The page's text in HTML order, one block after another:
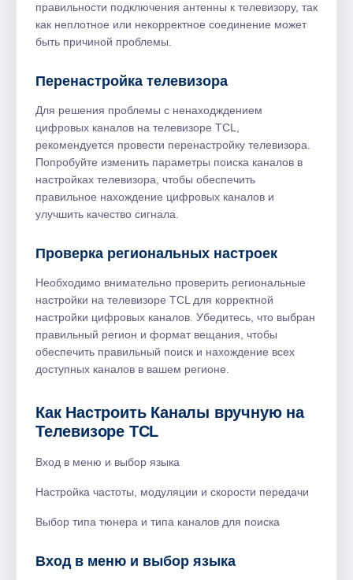
правильности подключения антенны к телевизору, так
как неплотное или некорректное соединение может
быть причиной проблемы.
Перенастройка телевизора
Для решения проблемы с ненаходждением
цифровых каналов на телевизоре TCL,
рекомендуется провести перенастройку телевизора.
Попробуйте изменить параметры поиска каналов в
настройках телевизора, чтобы обеспечить
правильное нахождение цифровых каналов и
улучшить качество сигнала.
Проверка региональных настроек
Необходимо внимательно проверить региональные
настройки на телевизоре TCL для корректной
настройки цифровых каналов. Убедитесь, что выбран
правильный регион и формат вещания, чтобы
обеспечить правильный поиск и нахождение всех
доступных каналов в вашем регионе.
Как Настроить Каналы вручную на
Телевизоре TCL
Вход в меню и выбор языка
Настройка частоты, модуляции и скорости передачи
Выбор типа тюнера и типа каналов для поиска
Вход в меню и выбор языка